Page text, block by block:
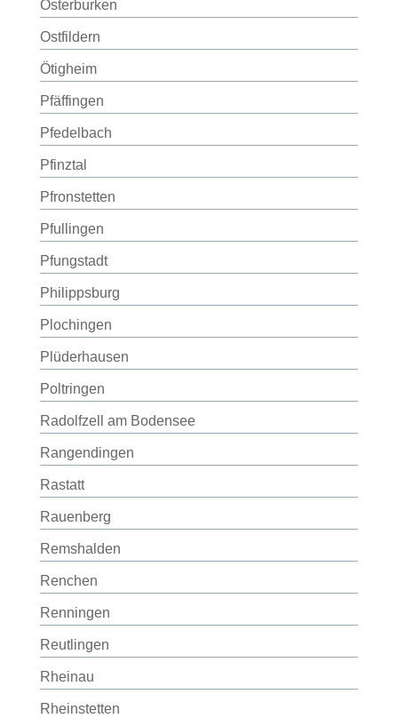
Osterburken
Ostfildern
Ötigheim
Pfäffingen
Pfedelbach
Pfinztal
Pfronstetten
Pfullingen
Pfungstadt
Philippsburg
Plochingen
Plüderhausen
Poltringen
Radolfzell am Bodensee
Rangendingen
Rastatt
Rauenberg
Remshalden
Renchen
Renningen
Reutlingen
Rheinau
Rheinstetten